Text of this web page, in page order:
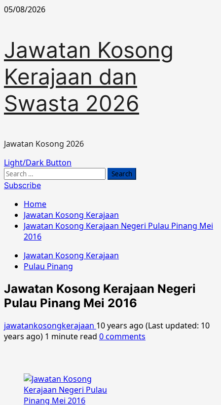
Skip
05/08/2026
Jawatan Kosong
Kerajaan dan
Swasta 2026
Jawatan Kosong 2026
Primary
Menu
Light/Dark Button
Search
for:
Subscribe
Home
Jawatan Kosong Kerajaan
Jawatan Kosong Kerajaan Negeri Pulau Pinang Mei
2016
Jawatan Kosong Kerajaan
Pulau Pinang
Jawatan Kosong Kerajaan Negeri
Pulau Pinang Mei 2016
jawatankosongkerajaan 10 years ago (Last updated: 10
years ago) 1 minute read 0 comments